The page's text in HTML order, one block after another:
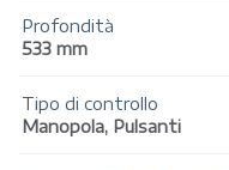
Profondità
533 mm
Tipo di controllo
Manopola, Pulsanti